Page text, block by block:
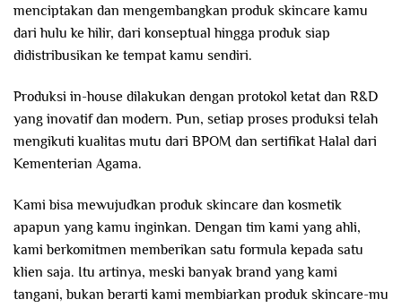
menciptakan dan mengembangkan produk skincare kamu
dari hulu ke hilir, dari konseptual hingga produk siap
didistribusikan ke tempat kamu sendiri.
Produksi in-house dilakukan dengan protokol ketat dan R&D
yang inovatif dan modern. Pun, setiap proses produksi telah
mengikuti kualitas mutu dari BPOM dan sertifikat Halal dari
Kementerian Agama.
Kami bisa mewujudkan produk skincare dan kosmetik
apapun yang kamu inginkan. Dengan tim kami yang ahli,
kami berkomitmen memberikan satu formula kepada satu
klien saja. Itu artinya, meski banyak brand yang kami
tangani, bukan berarti kami membiarkan produk skincare-mu